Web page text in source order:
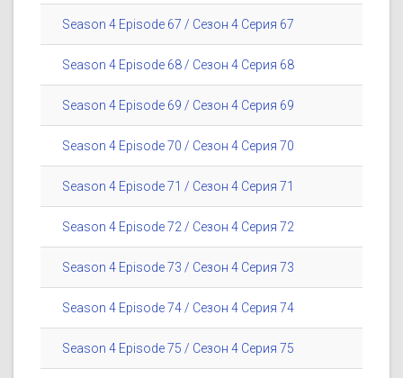
Season 4 Episode 67 / Сезон 4 Серия 67
Season 4 Episode 68 / Сезон 4 Серия 68
Season 4 Episode 69 / Сезон 4 Серия 69
Season 4 Episode 70 / Сезон 4 Серия 70
Season 4 Episode 71 / Сезон 4 Серия 71
Season 4 Episode 72 / Сезон 4 Серия 72
Season 4 Episode 73 / Сезон 4 Серия 73
Season 4 Episode 74 / Сезон 4 Серия 74
Season 4 Episode 75 / Сезон 4 Серия 75